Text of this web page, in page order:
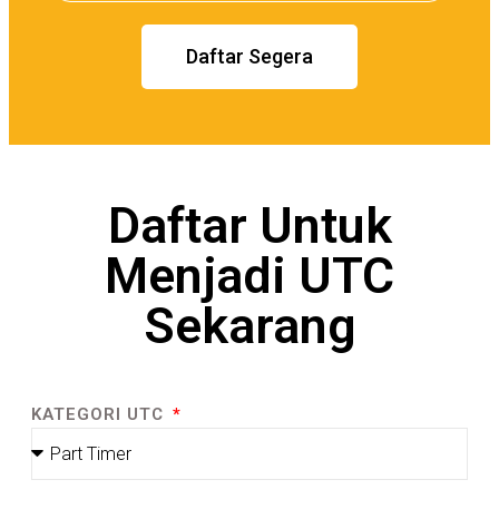
Daftar Segera
Daftar Untuk
Menjadi UTC
Sekarang
KATEGORI UTC